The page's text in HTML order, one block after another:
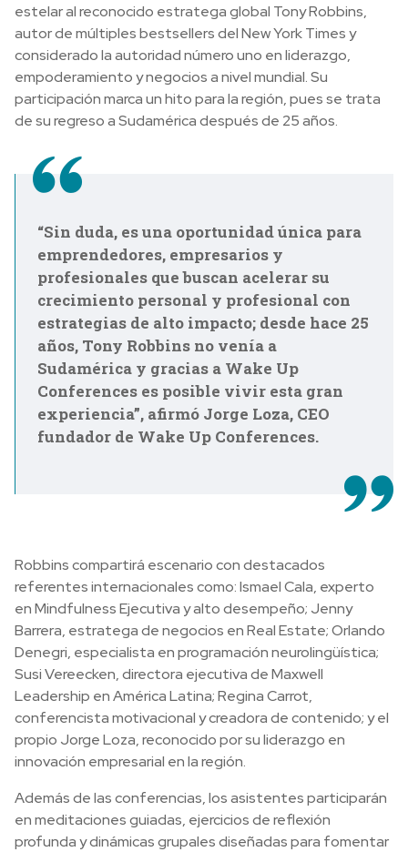
estelar al reconocido estratega global Tony Robbins,
autor de múltiples bestsellers del New York Times y
considerado la autoridad número uno en liderazgo,
empoderamiento y negocios a nivel mundial. Su
participación marca un hito para la región, pues se trata
de su regreso a Sudamérica después de 25 años.
“Sin duda, es una oportunidad única para
emprendedores, empresarios y
profesionales que buscan acelerar su
crecimiento personal y profesional con
estrategias de alto impacto; desde hace 25
años, Tony Robbins no venía a
Sudamérica y gracias a Wake Up
Conferences es posible vivir esta gran
experiencia”, afirmó Jorge Loza, CEO
fundador de Wake Up Conferences.
Robbins compartirá escenario con destacados
referentes internacionales como: Ismael Cala, experto
en Mindfulness Ejecutiva y alto desempeño; Jenny
Barrera, estratega de negocios en Real Estate; Orlando
Denegri, especialista en programación neurolingüística;
Susi Vereecken, directora ejecutiva de Maxwell
Leadership en América Latina; Regina Carrot,
conferencista motivacional y creadora de contenido; y el
propio Jorge Loza, reconocido por su liderazgo en
innovación empresarial en la región.
Además de las conferencias, los asistentes participarán
en meditaciones guiadas, ejercicios de reflexión
profunda y dinámicas grupales diseñadas para fomentar